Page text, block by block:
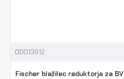
00013912
Fischer blažilec reduktorja za BV